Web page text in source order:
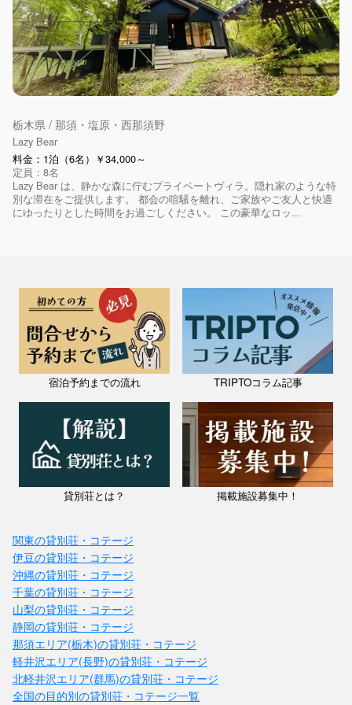
栃木県 / 那須・塩原・西那須野
Lazy Bear
料金：1泊（6名）￥34,000～
定員：8名
Lazy Bear は、静かな森に佇むプライベートヴィラ。隠れ家のような特
別な滞在をご提供します。 都会の喧騒を離れ、ご家族やご友人と快適
にゆったりとした時間をお過ごしください。 この豪華なロッ...
宿泊予約までの流れ TRIPTOコラム記事
貸別荘とは？ 掲載施設募集中！
関東の貸別荘・コテージ
伊豆の貸別荘・コテージ
沖縄の貸別荘・コテージ
千葉の貸別荘・コテージ
山梨の貸別荘・コテージ
静岡の貸別荘・コテージ
那須エリア(栃木)の貸別荘・コテージ
軽井沢エリア(長野)の貸別荘・コテージ
北軽井沢エリア(群馬)の貸別荘・コテージ
全国の目的別の貸別荘・コテージ一覧